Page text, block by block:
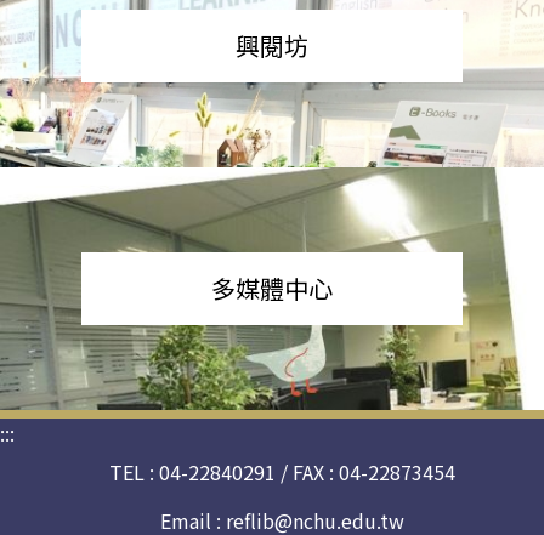
興閱坊
多媒體中心
:::
TEL : 04-22840291 / FAX : 04-22873454
Email : reflib@nchu.edu.tw